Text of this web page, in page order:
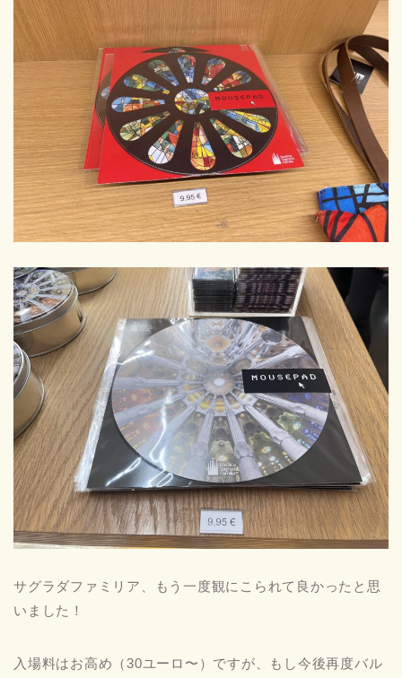
サグラダファミリア、もう一度観にこられて良かったと思
いました！
入場料はお高め（30ユーロ〜）ですが、もし今後再度バル